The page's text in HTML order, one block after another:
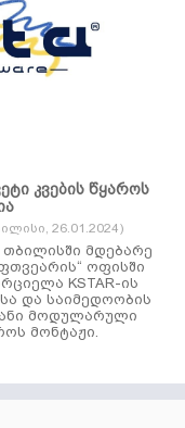
კვების წყაროს
26.01.2024)
თბილისში მდებარე
ოფისში
KSTAR-ის
და საიმედოობის
მოდულარული
მონტაჟი.